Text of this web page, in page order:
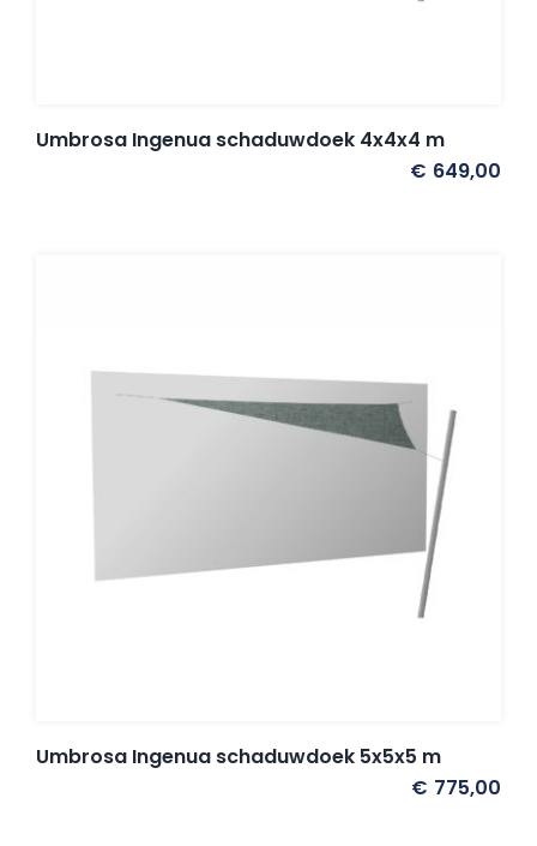
Umbrosa Ingenua schaduwdoek 4x4x4 m
€ 649,00
Umbrosa Ingenua schaduwdoek 5x5x5 m
€ 775,00